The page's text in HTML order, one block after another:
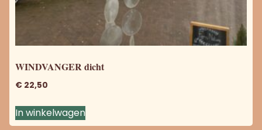
WINDVANGER dicht
€ 22,50
In winkelwagen